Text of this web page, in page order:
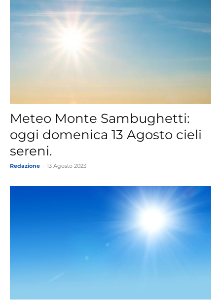
Meteo Monte Sambughetti:
oggi domenica 13 Agosto cieli
sereni.
Redazione 13 Agosto 2023